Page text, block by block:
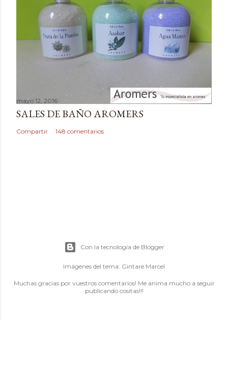
o
mayo 12, 2016
SALES DE BAÑO AROMERS
Compartir 148 comentarios
Con la tecnología de Blogger
Imágenes del tema: Gintare Marcel
Muchas gracias por vuestros comentarios! Me anima mucho a seguir
publicando cositas!!!